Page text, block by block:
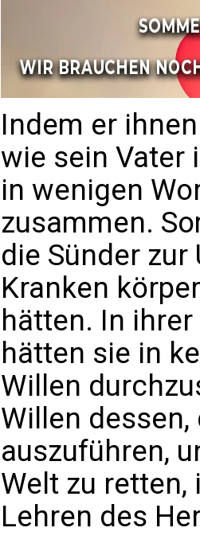
Indem er
wie sein Vater
in wenigen
zusammen.
die Sünder zur
Kranken
hätten. In
hätten sie in
Willen
Willen
auszuführen,
Welt zu retten,
Lehren des